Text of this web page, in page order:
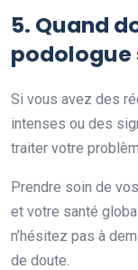
5. Quand
podologue
Si vous avez des
intenses ou des
traiter votre
Prendre soin de
et votre santé
n’hésitez pas à
de doute.